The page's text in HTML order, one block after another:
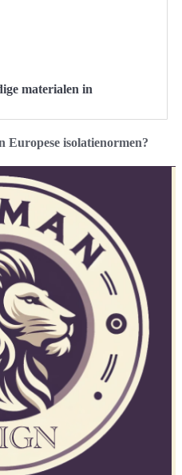
materialen in
Europese isolatienormen?